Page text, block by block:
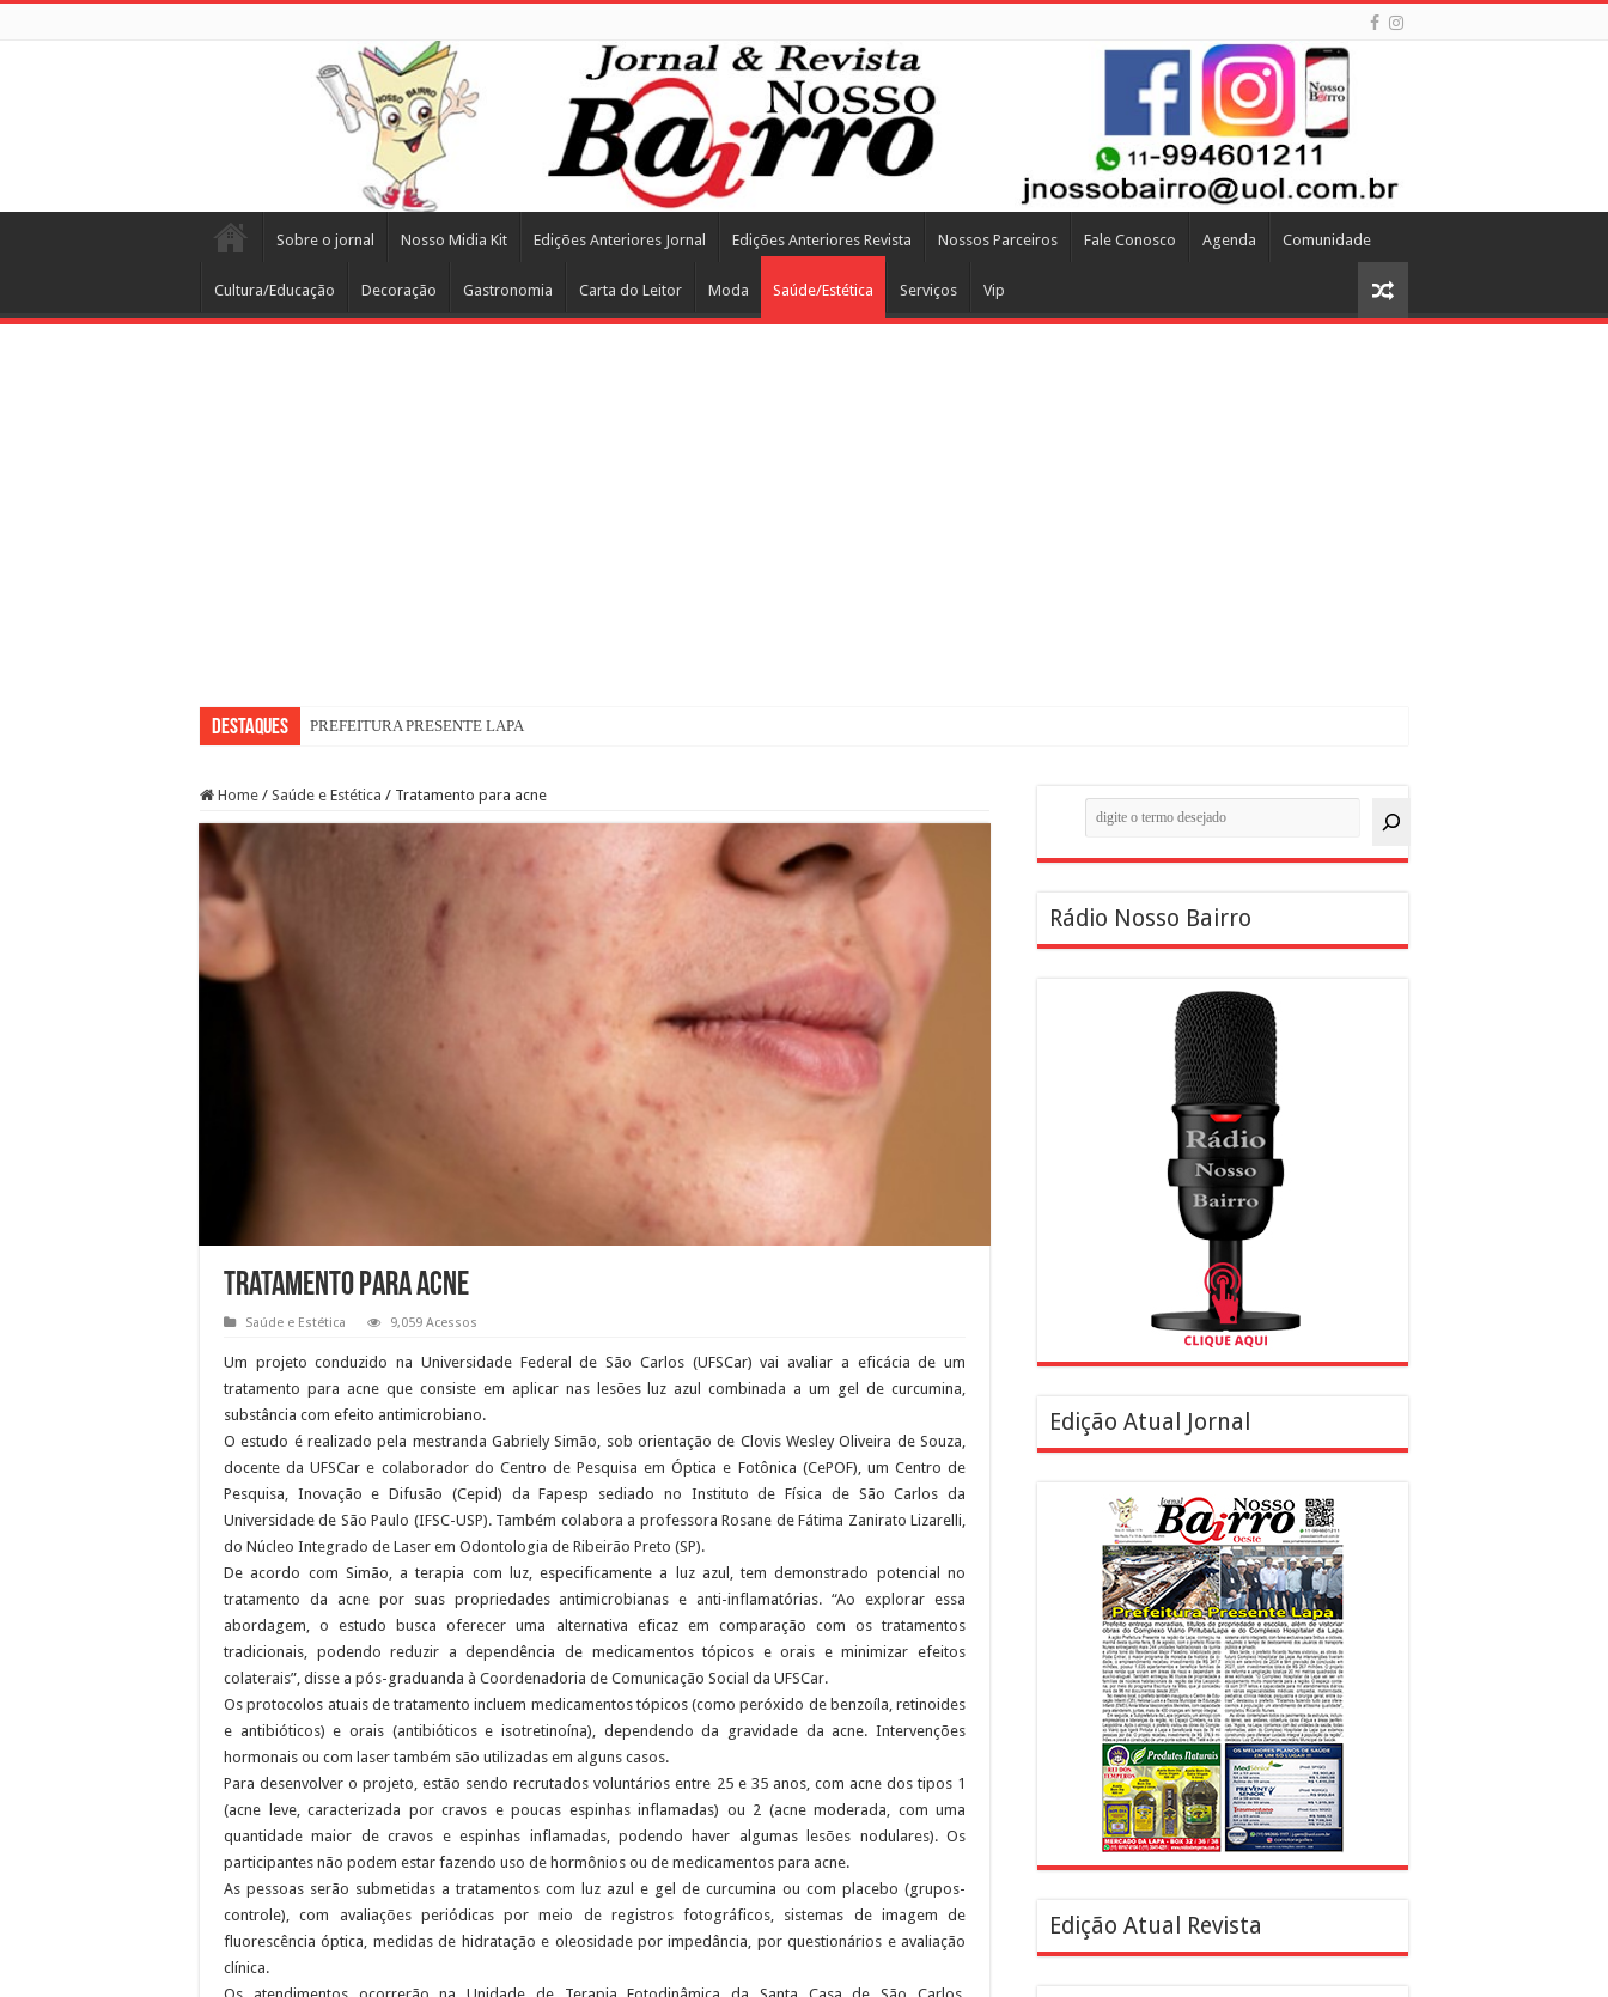
Sobre o jornal Nosso Midia Kit Edições Anteriores Jornal Edições Anteriores Revista Nossos Parceiros Fale Conosco Agenda Comunidade
Cultura/Educação Decoração Gastronomia Carta do Leitor Moda Saúde/Estética Serviços Vip
Destaques PREFEITURA PRESENTE LAPA
Home / Saúde e Estética / Tratamento para acne
Tratamento para acne
Saúde e Estética 9,059 Acessos
Um projeto conduzido na Universidade Federal de São Carlos (UFSCar) vai avaliar a eficácia de um
tratamento para acne que consiste em aplicar nas lesões luz azul combinada a um gel de curcumina,
substância com efeito antimicrobiano.
O estudo é realizado pela mestranda Gabriely Simão, sob orientação de Clovis Wesley Oliveira de Souza,
docente da UFSCar e colaborador do Centro de Pesquisa em Óptica e Fotônica (CePOF), um Centro de
Pesquisa, Inovação e Difusão (Cepid) da Fapesp sediado no Instituto de Física de São Carlos da
Universidade de São Paulo (IFSC-USP). Também colabora a professora Rosane de Fátima Zanirato Lizarelli,
do Núcleo Integrado de Laser em Odontologia de Ribeirão Preto (SP).
De acordo com Simão, a terapia com luz, especificamente a luz azul, tem demonstrado potencial no
tratamento da acne por suas propriedades antimicrobianas e anti-inflamatórias. “Ao explorar essa
abordagem, o estudo busca oferecer uma alternativa eficaz em comparação com os tratamentos
tradicionais, podendo reduzir a dependência de medicamentos tópicos e orais e minimizar efeitos
colaterais”, disse a pós-graduanda à Coordenadoria de Comunicação Social da UFSCar.
Os protocolos atuais de tratamento incluem medicamentos tópicos (como peróxido de benzoíla, retinoides
e antibióticos) e orais (antibióticos e isotretinoína), dependendo da gravidade da acne. Intervenções
hormonais ou com laser também são utilizadas em alguns casos.
Para desenvolver o projeto, estão sendo recrutados voluntários entre 25 e 35 anos, com acne dos tipos 1
(acne leve, caracterizada por cravos e poucas espinhas inflamadas) ou 2 (acne moderada, com uma
quantidade maior de cravos e espinhas inflamadas, podendo haver algumas lesões nodulares). Os
participantes não podem estar fazendo uso de hormônios ou de medicamentos para acne.
As pessoas serão submetidas a tratamentos com luz azul e gel de curcumina ou com placebo (grupos-
controle), com avaliações periódicas por meio de registros fotográficos, sistemas de imagem de
fluorescência óptica, medidas de hidratação e oleosidade por impedância, por questionários e avaliação
clínica.
Pesquisar
Rádio Nosso Bairro
Edição Atual Jornal
Edição Atual Revista